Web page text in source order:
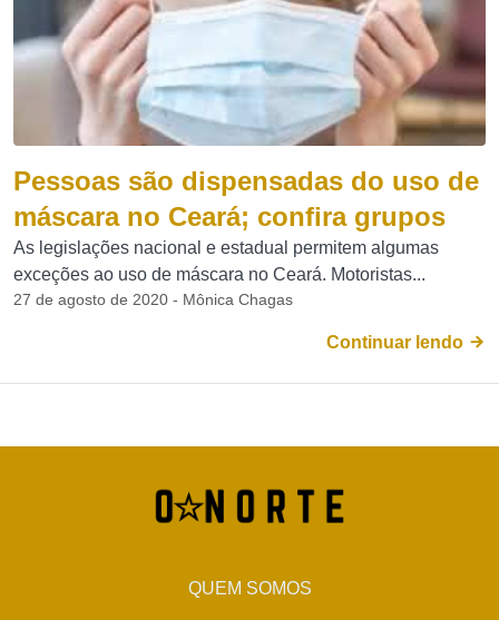
Pessoas são dispensadas do uso de
máscara no Ceará; confira grupos
As legislações nacional e estadual permitem algumas
exceções ao uso de máscara no Ceará. Motoristas...
27 de agosto de 2020 - Mônica Chagas
Continuar lendo
QUEM SOMOS